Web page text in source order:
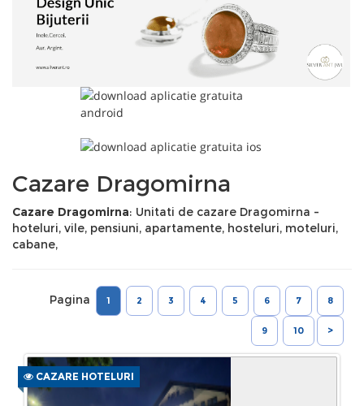
Cazare Dragomirna
Cazare Dragomirna: Unitati de cazare Dragomirna -
hoteluri, vile, pensiuni, apartamente, hosteluri, moteluri,
cabane,
Pagina 1 2 3 4 5 6 7 8
9 10 >
CAZARE HOTELURI